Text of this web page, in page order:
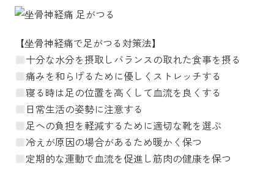
【坐骨神経痛で足がつる対策法】
十分な水分を摂取しバランスの取れた食事を摂る
痛みを和らげるために優しくストレッチする
寝る時は足の位置を高くして血流を良くする
日常生活の姿勢に注意する
足への負担を軽減するために適切な靴を選ぶ
冷えが原因の場合があるため暖かく保つ
定期的な運動で血流を促進し筋肉の健康を保つ